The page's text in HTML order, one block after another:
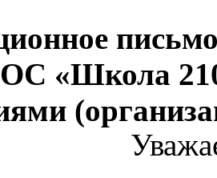
«Школа